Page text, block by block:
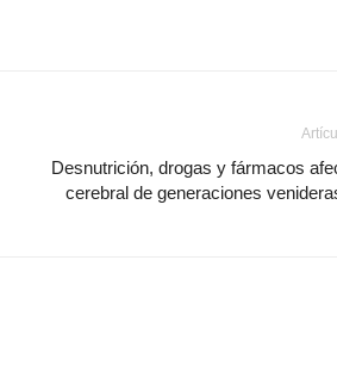
Desnutrición, drogas y fármacos
cerebral de generaciones